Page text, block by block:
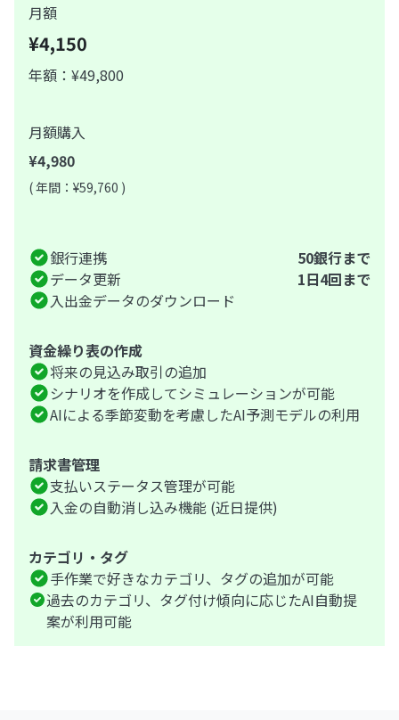
月額
¥4,150
年額：¥49,800
月額購入
¥4,980
( 年間：¥59,760 )
銀行連携
50銀行まで
データ更新
1日4回まで
入出金データのダウンロード
資金繰り表の作成
将来の見込み取引の追加
シナリオを作成してシミュレーションが可能
AIによる季節変動を考慮したAI予測モデルの利用
請求書管理
支払いステータス管理が可能
入金の自動消し込み機能 (近日提供)
カテゴリ・タグ
手作業で好きなカテゴリ、タグの追加が可能
過去のカテゴリ、タグ付け傾向に応じたAI自動提
案が利用可能